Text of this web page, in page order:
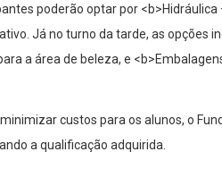
poderão optar por <b>Hidráulica
Já no turno da tarde, as opções
a área de beleza, e
custos para os alunos, o
a qualificação adquirida.